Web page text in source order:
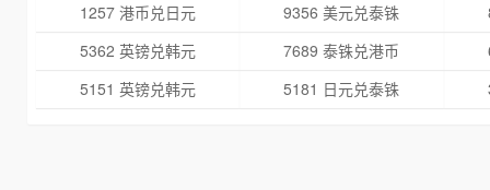
1257 港币兑日元
9356 美元兑泰铢
5362 英镑兑韩元
7689 泰铢兑港币
5151 英镑兑韩元
5181 日元兑泰铢